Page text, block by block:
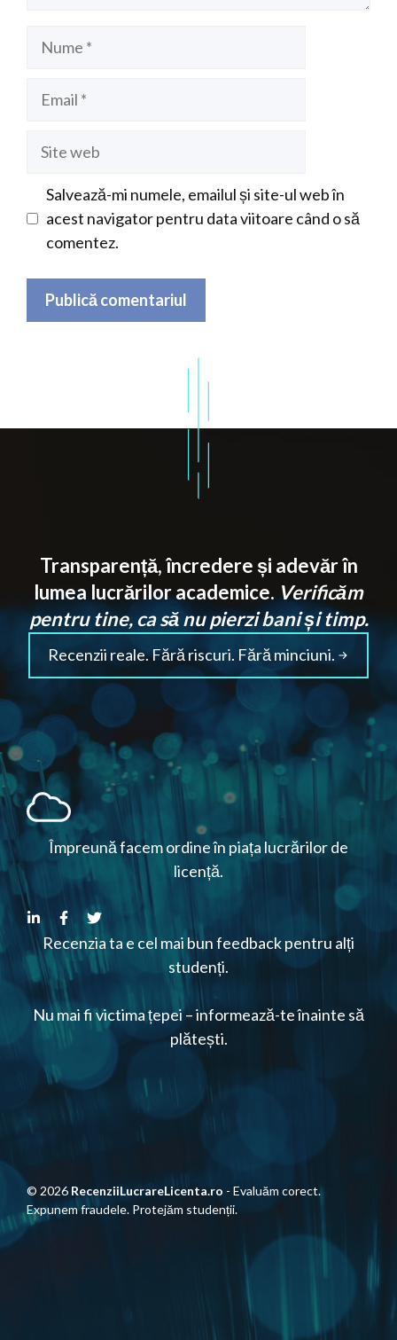
Salvează-mi numele, emailul și site-ul web în
acest navigator pentru data viitoare când o să
comentez.
Transparență, încredere și adevăr în
lumea lucrărilor academice. Verificăm
pentru tine, ca să nu pierzi bani și timp.
Recenzii reale. Fără riscuri. Fără minciuni.
Împreună facem ordine în piața lucrărilor de
licență.
Recenzia ta e cel mai bun feedback pentru alți
studenți.
Nu mai fi victima țepei – informează-te înainte să
plătești.
© 2026 RecenziiLucrareLicenta.ro - Evaluăm corect.
Expunem fraudele. Protejăm studenții.